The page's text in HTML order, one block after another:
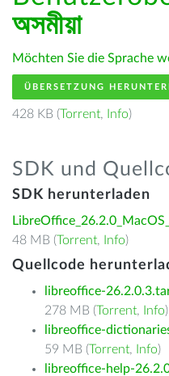
অসমীয়া
Möchten Sie die Sprache
ÜBERSETZUNG
428 KB (Torrent, Info)
SDK und
SDK herunterladen
48 MB (Torrent, Info)
Quellcode
libreoffice-
278 MB (Torrent, Info)
libreoffice-
59 MB (Torrent, Info)
libreoffice-help-